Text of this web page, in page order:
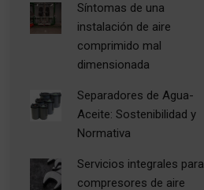
Síntomas de una
instalación de aire
comprimido mal
dimensionada
Separadores de Agua-
Aceite: Sostenibilidad y
Normativa
Servicios integrales para
compresores de aire